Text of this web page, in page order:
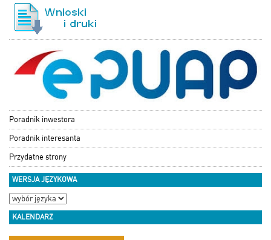
Poradnik inwestora
Poradnik interesanta
Przydatne strony
WERSJA JĘZYKOWA
KALENDARZ